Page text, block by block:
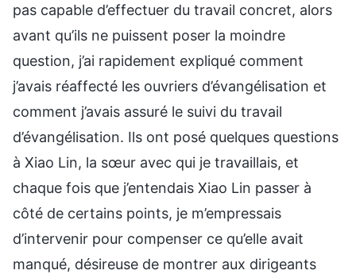
pas capable d’effectuer du travail concret, alors
avant qu’ils ne puissent poser la moindre
question, j’ai rapidement expliqué comment
j’avais réaffecté les ouvriers d’évangélisation et
comment j’avais assuré le suivi du travail
d’évangélisation. Ils ont posé quelques questions
à Xiao Lin, la sœur avec qui je travaillais, et
chaque fois que j’entendais Xiao Lin passer à
côté de certains points, je m’empressais
d’intervenir pour compenser ce qu’elle avait
manqué, désireuse de montrer aux dirigeants